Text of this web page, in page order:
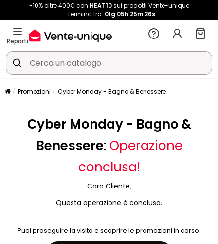
-10% oltre 400€ con HEAT10sui prodotti Vente-unique
Termina tra: 01g 05h 25m 26s
Reparti
Promozioni Cyber Monday - Bagno & Benessere
Cyber Monday - Bagno &
Benessere: Operazione
conclusa!
Caro Cliente,
Questa operazione è conclusa.
Puoi proseguire la visita e scoprire le promozioni in corso.